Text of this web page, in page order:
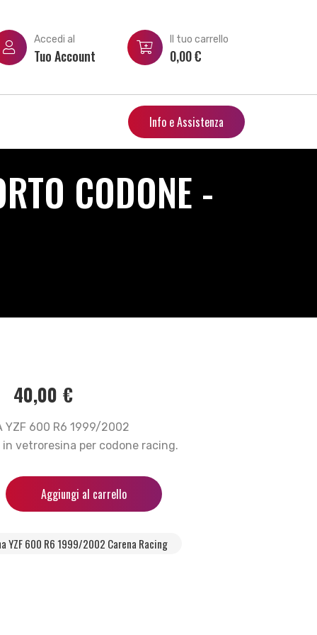
Accedi al
Tuo Account
Il tuo carrello
0,00€
Info e Assistenza
CODONE -
40,00 €
YZF 600 R6 1999/2002
vetroresina per codone racing.
Aggiungi al carrello
YZF 600 R6 1999/2002 Carena Racing